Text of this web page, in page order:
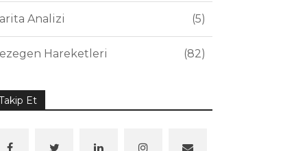
Analizi 5
Hareketleri 82
Et